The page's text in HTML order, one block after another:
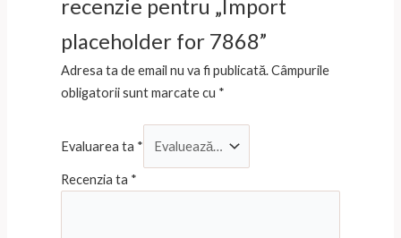
recenzie pentru „Import
placeholder for 7868”
Adresa ta de email nu va fi publicată.Câmpurile
obligatorii sunt marcate cu *
Evaluarea ta *
Recenzia ta *